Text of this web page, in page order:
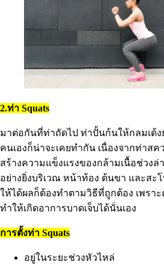
2.ท่า Squats
มาต่อกันที่ท่าถัดไป ท่าปั้นก้นให้กลมเด้ง
คนเองก็น่าจะเคยทำกัน เนื่องจากท่าส
สร้างความแข็งแรงของกล้ามเนื้อช่วงล่
อย่างยิ่งบริเวณ หน้าท้อง ต้นขา และสะ
ให้ได้ผลก็ต้องทำตามวิธีที่ถูกต้อง เพราะ
ทำให้เกิดอาการบาดเจ็บได้นั่นเอง
การตั้งท่า Squats
อยู่ในระยะช่วงหัวไหล่